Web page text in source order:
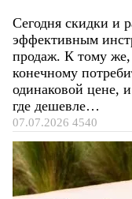
Сегодня скидки и
эффективным
продаж. К тому
конечному
одинаковой цене,
где дешевле…
07.07.2026 4540